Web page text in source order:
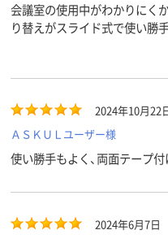
会議室の使用中がわかりにくか
り替えがスライド式で使い勝
2024年10月22
ＡＳＫＵＬユーザー様
使い勝手もよく、両面テープ
2024年6月7日